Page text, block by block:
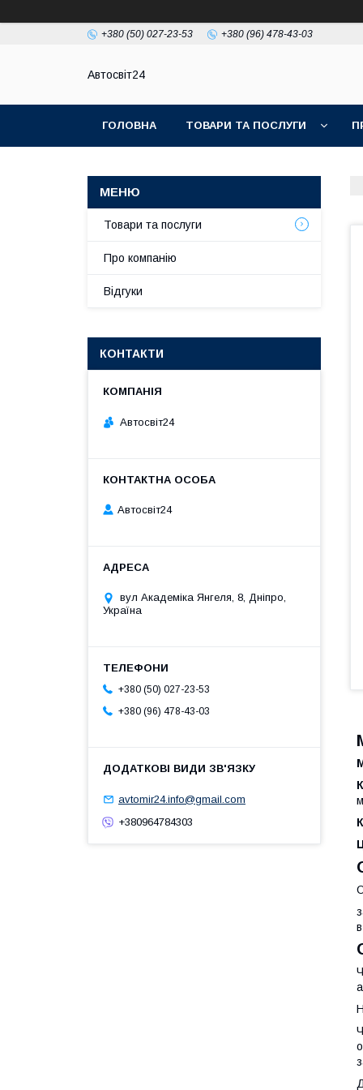
+380 (50) 027-23-53 +380 (96) 478-43-03
Автосвіт24
ГОЛОВНА ТОВАРИ ТА ПОСЛУГИ
Товари та послуги
Про компанію
Відгуки
КОНТАКТИ
Автосвіт24
Автосвіт24
вул Академіка Янгеля, 8, Дніпро,
Україна
+380 (50) 027-23-53
+380 (96) 478-43-03
avtomir24.info@gmail.com
+380964784303